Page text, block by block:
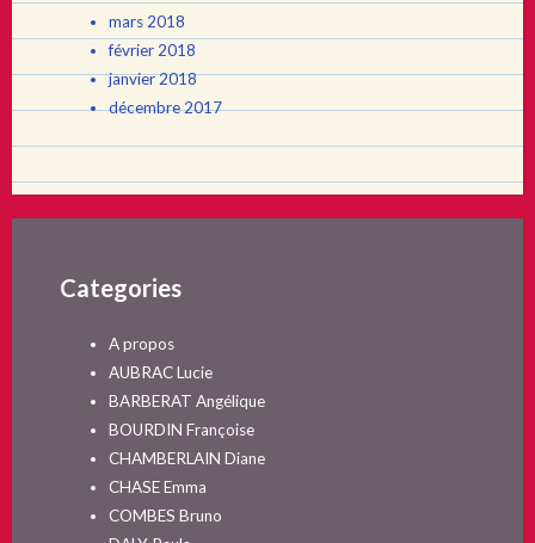
mars 2018
février 2018
janvier 2018
décembre 2017
Categories
A propos
AUBRAC Lucie
BARBERAT Angélique
BOURDIN Françoise
CHAMBERLAIN Diane
CHASE Emma
COMBES Bruno